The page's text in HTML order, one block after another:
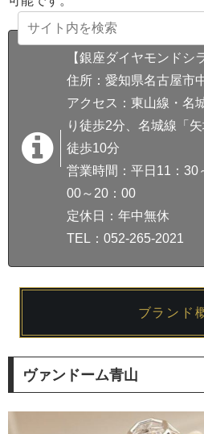
【銀座ダイヤモンド
住所：愛知県名古屋市
アクセス：東山線・名
り徒歩2分、名城線「
徒歩10分
営業時間：平日11：30
00～20：00
定休日：年中無休
TEL：052-265-2021
ブランド
ヴァンドーム青山